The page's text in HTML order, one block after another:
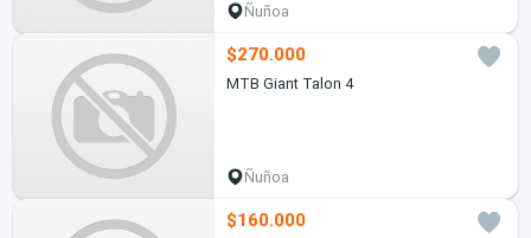
Ñuñoa
$270.000
MTB Giant Talon 4
Ñuñoa
$160.000